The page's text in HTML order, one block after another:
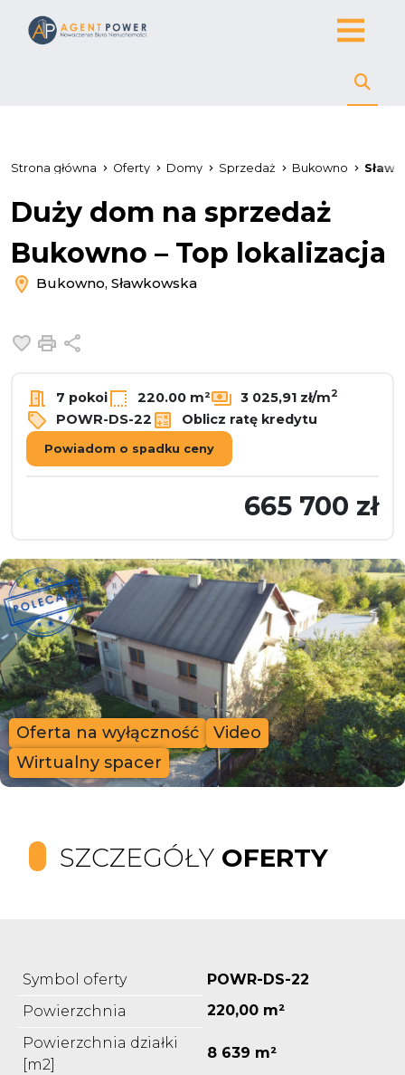
Strona główna Oferty Domy Sprzedaż Bukowno
Duży dom na sprzedaż
Bukowno – Top lokalizacja
Bukowno, Sławkowska
Dodaj do ulubionych
Drukuj
7 pokoi 220.00 m² 3 025,91 zł/m2
POWR-DS-22 Oblicz ratę kredytu
Powiadom o spadku ceny
665 700 zł
Oferta na wyłączność
Video
Wirtualny spacer
SZCZEGÓŁY OFERTY
Symbol oferty
POWR-DS-22
Powierzchnia
220,00 m²
Powierzchnia działki
[m2]
8 639 m²